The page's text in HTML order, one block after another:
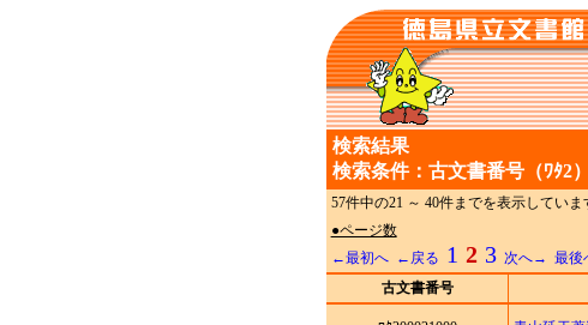
検索結果
検索条件：古文書番号（ﾜﾀ2）
57件中の21 ～ 40件までを表示していま
●ページ数
←最初へ
←戻る 1 2 3 次へ→ 最
古文書番号